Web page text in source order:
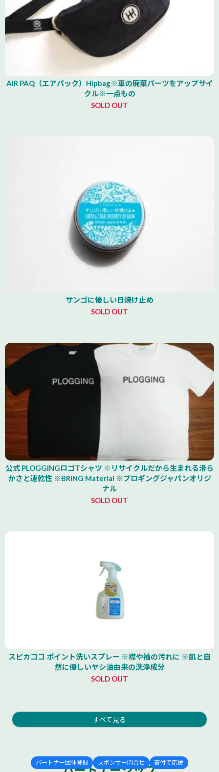
パートナー団体登録 スポンサー問合せ 寄付で応援
AIR PAQ（エアパック）Hipbag※車の廃棄パーツをアップサイ
クル※一点もの
SOLD OUT
サンゴに優しい日焼け止め
SOLD OUT
公式 PLOGGINGロゴTシャツ ※リサイクルだから生まれる滑ら
かさと速乾性 ※BRING Material ※プロギングジャパンオリジ
ナル
SOLD OUT
スピカココ ポイント洗いスプレー ※襟や袖の汚れに ※肌と自
然に優しいヤシ油由来の洗浄成分
SOLD OUT
すべて見る